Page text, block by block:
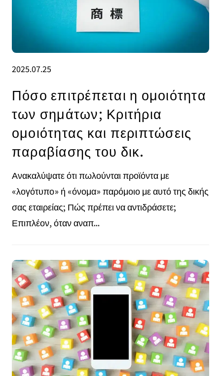
2025.07.25
Πόσο επιτρέπεται η ομοιότητα
των σημάτων; Κριτήρια
ομοιότητας και περιπτώσεις
παραβίασης του δικ.
Ανακαλύψατε ότι πωλούνται προϊόντα με
«λογότυπο» ή «όνομα» παρόμοιο με αυτό της δικής
σας εταιρείας; Πώς πρέπει να αντιδράσετε;
Επιπλέον, όταν αναπ...